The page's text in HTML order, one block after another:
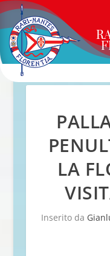
LA
Inserito da